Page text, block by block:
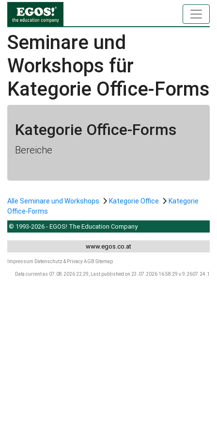
Seminare und
Workshops für
Kategorie Office-Forms
Kategorie Office-Forms
Bereiche
Alle Seminare und Workshops Kategorie Office
Kategorie
Office-Forms
© 1993-2026 - EGOS! The Education Company
www.egos.co.at
Impressum Datenschutz & PrivacyAGB Sitemap
Data current as 07.08.2026 22:29, Last published on 23.07.2026 16:58:29 v.9.2607.24.1